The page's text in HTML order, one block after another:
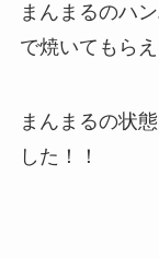
まんまるのハ
で焼いてもらえ
まんまるの状
した！！